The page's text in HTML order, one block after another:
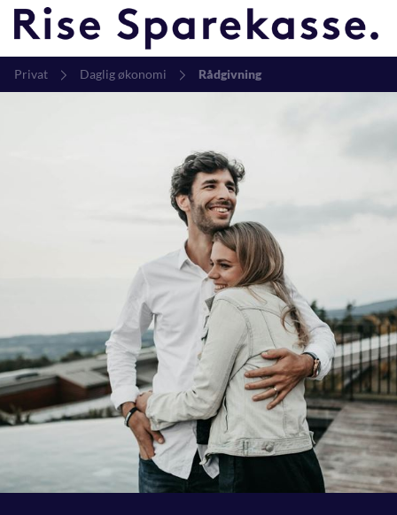
Privat Daglig økonomi Rådgivning